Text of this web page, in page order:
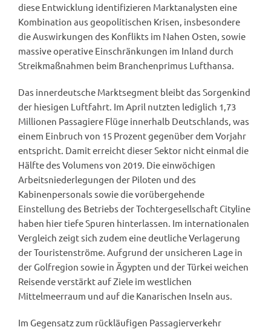
diese Entwicklung identifizieren Marktanalysten eine
Kombination aus geopolitischen Krisen, insbesondere
die Auswirkungen des Konflikts im Nahen Osten, sowie
massive operative Einschränkungen im Inland durch
Streikmaßnahmen beim Branchenprimus Lufthansa.
Das innerdeutsche Marktsegment bleibt das Sorgenkind
der hiesigen Luftfahrt. Im April nutzten lediglich 1,73
Millionen Passagiere Flüge innerhalb Deutschlands, was
einem Einbruch von 15 Prozent gegenüber dem Vorjahr
entspricht. Damit erreicht dieser Sektor nicht einmal die
Hälfte des Volumens von 2019. Die einwöchigen
Arbeitsniederlegungen der Piloten und des
Kabinenpersonals sowie die vorübergehende
Einstellung des Betriebs der Tochtergesellschaft Cityline
haben hier tiefe Spuren hinterlassen. Im internationalen
Vergleich zeigt sich zudem eine deutliche Verlagerung
der Touristenströme. Aufgrund der unsicheren Lage in
der Golfregion sowie in Ägypten und der Türkei weichen
Reisende verstärkt auf Ziele im westlichen
Mittelmeerraum und auf die Kanarischen Inseln aus.
Im Gegensatz zum rückläufigen Passagierverkehr